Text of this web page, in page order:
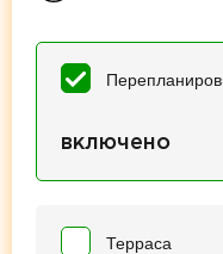
включено
Терраса